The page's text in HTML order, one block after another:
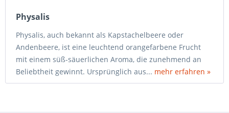
Physalis
Physalis, auch bekannt als Kapstachelbeere oder
Andenbeere, ist eine leuchtend orangefarbene Frucht
mit einem süß-säuerlichen Aroma, die zunehmend an
Beliebtheit gewinnt. Ursprünglich aus... mehr erfahren »